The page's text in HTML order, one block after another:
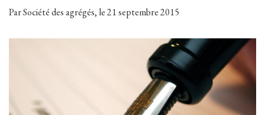
Par Société des agrégés, le 21 septembre 2015